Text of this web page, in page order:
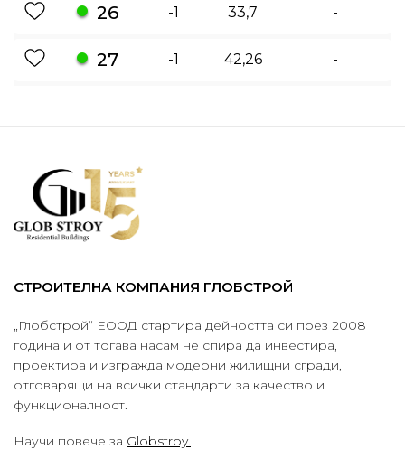
26 -1 33,7 -
27 -1 42,26 -
СТРОИТЕЛНА КОМПАНИЯ ГЛОБСТРОЙ
„Глобстрой“ ЕООД стартира дейността си през 2008
година и от тогава насам не спира да инвестира,
проектира и изгражда модерни жилищни сгради,
отговарящи на всички стандарти за качество и
функционалност.
Научи повече за Globstroy.